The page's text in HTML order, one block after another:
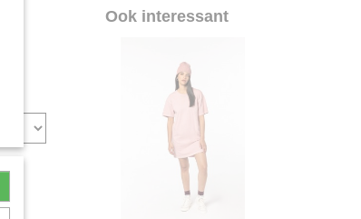
Ook interessant